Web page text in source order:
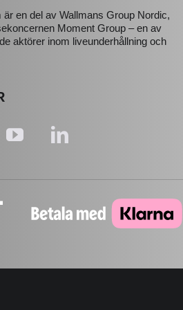
en del av Wallmans Group Nordic,
Moment Group – en av
aktörer inom liveunderhållning och